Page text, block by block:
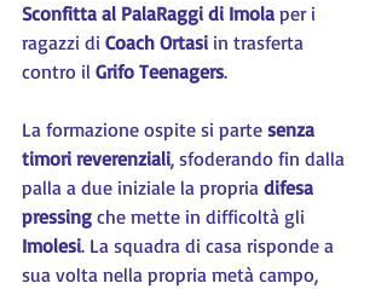
Sconfitta al PalaRaggi di Imola per i
ragazzi di Coach Ortasi in trasferta
contro il Grifo Teenagers.
La formazione ospite si parte senza
timori reverenziali, sfoderando fin dalla
palla a due iniziale la propria difesa
pressing che mette in difficoltà gli
Imolesi. La squadra di casa risponde a
sua volta nella propria metà campo,